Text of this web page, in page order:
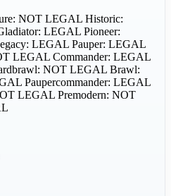
NOT LEGALHistoric:
LEGALPioneer:
LEGALPauper: LEGAL
LEGALCommander: LEGAL
NOT LEGALBrawl:
Paupercommander: LEGAL
LEGALPremodern: NOT